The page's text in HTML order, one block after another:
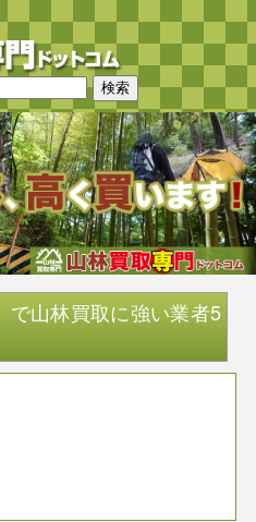
で山林買取に強い業者5